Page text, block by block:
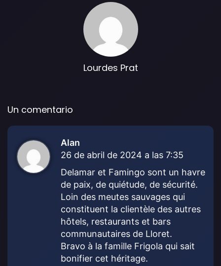
Lourdes Prat
Un comentario
Alan
i
e
26 de abril de 2024 a las 7:35
Delamar et Famingo sont un havre
de paix, de quiétude, de sécurité.
Loin des meutes sauvages qui
constituent la clientèle des autres
hôtels, restaurants et bars
communautaires de Lloret.
Bravo à la famille Frigola qui sait
bonifier cet héritage.